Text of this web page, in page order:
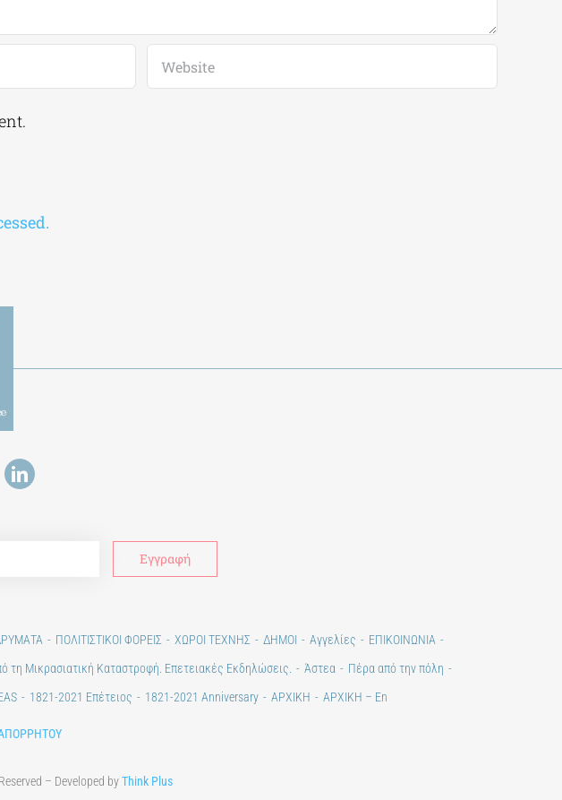
ΠΟΛΙΤΙΣΤΙΚΟΙ ΦΟΡΕΙΣ ΧΩΡΟΙ ΤΕΧΝΗΣ ΔΗΜΟΙ Αγγελίες
ΕΠΙΚΟΙΝΩΝΙΑ
τη Μικρασιατική Καταστροφή. Επετειακές Εκδηλώσεις. Άστεα
Πέρα από την πόλη
1821-2021 Επέτειος 1821-2021 Anniversary ΑΡΧΙΚΗ ΑΡΧΙΚΗ – En
– Developed byThink Plus